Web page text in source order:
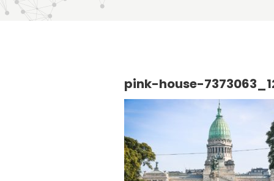
pink-house-